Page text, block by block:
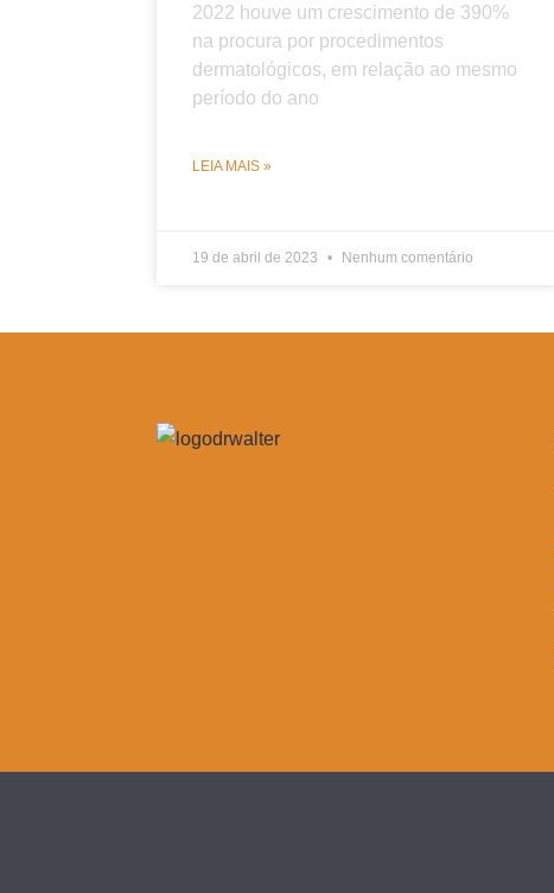
2022 houve um crescimento de 390%
na procura por procedimentos
dermatológicos, em relação ao mesmo
período do ano
LEIA MAIS »
19 de abril de 2023 Nenhum comentário